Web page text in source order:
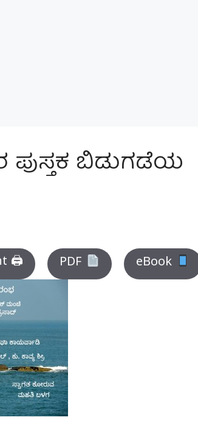
ಬಿಡುಗಡೆಯ
🖨 PDF eBook